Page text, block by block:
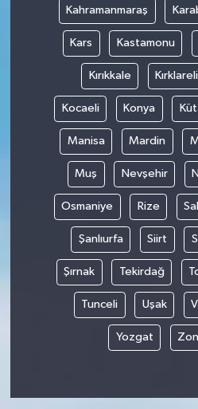
Kahramanmaraş
Kars Kastamonu
Kırıkkale Kırklareli
Kocaeli Konya
Manisa Mardin
Muş Nevşehir
Osmaniye Rize
Şanlıurfa Siirt
Şırnak Tekirdağ
Tunceli Uşak
Yozgat